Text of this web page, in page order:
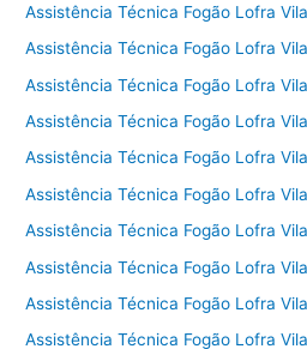
Assistência Técnica Fogão Lofra
Assistência Técnica Fogão Lofra
Assistência Técnica Fogão Lofra
Assistência Técnica Fogão Lofra
Assistência Técnica Fogão Lofra
Assistência Técnica Fogão Lofra
Assistência Técnica Fogão Lofra
Assistência Técnica Fogão Lofra
Assistência Técnica Fogão Lofra
Assistência Técnica Fogão Lofra